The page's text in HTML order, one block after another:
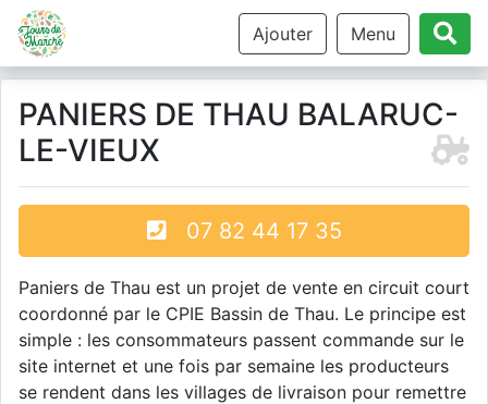
Ajouter Menu
PANIERS DE THAU BALARUC-
LE-VIEUX
07 82 44 17 35
Paniers de Thau est un projet de vente en circuit court
coordonné par le CPIE Bassin de Thau. Le principe est
simple : les consommateurs passent commande sur le
site internet et une fois par semaine les producteurs
se rendent dans les villages de livraison pour remettre